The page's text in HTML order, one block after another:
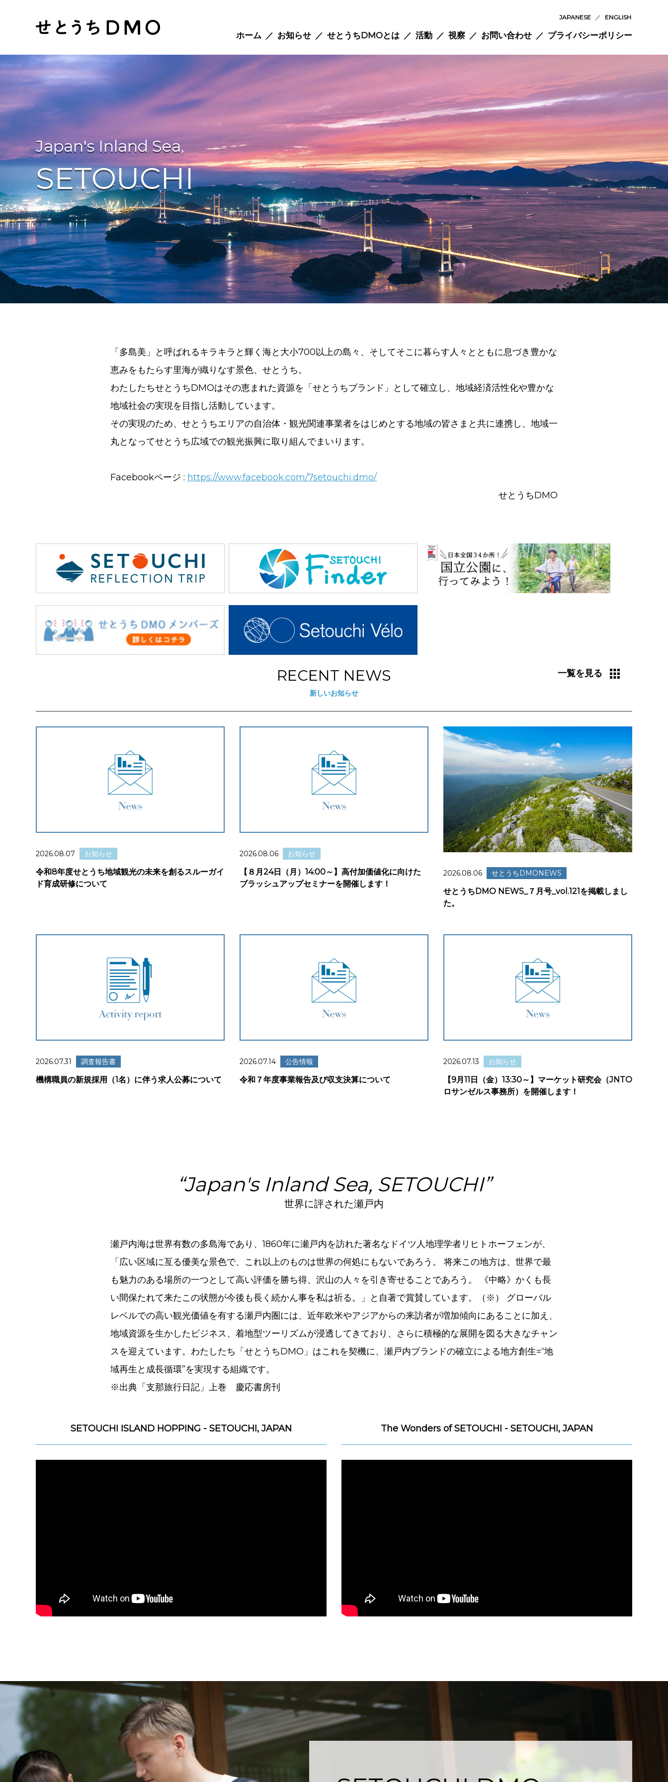
JAPANESE ／ ENGLISH
ホーム お知らせ せとうちDMOとは 活動 視察 お問い合わせ プライバシーポリシー
Japan's Inland Sea,
SETOUCHI
「多島美」と呼ばれるキラキラと輝く海と大小700以上の島々、そしてそこに暮らす人々とともに息づき豊かな
恵みをもたらす里海が織りなす景色、せとうち。
わたしたちせとうちDMOはその恵まれた資源を「せとうちブランド」として確立し、地域経済活性化や豊かな
地域社会の実現を目指し活動しています。
その実現のため、せとうちエリアの自治体・観光関連事業者をはじめとする地域の皆さまと共に連携し、地域一
丸となってせとうち広域での観光振興に取り組んでまいります。
Facebookページ : https://www.facebook.com/7setouchi.dmo/
せとうちDMO
RECENT NEWS
新しいお知らせ
一覧を見る
2026.08.07 お知らせ
令和8年度せとうち地域観光の未来を創るスルーガイ
ド育成研修について
2026.08.06 お知らせ
【８月24日（月）14:00～】高付加価値化に向けた
ブラッシュアップセミナーを開催します！
2026.08.06 せとうちDMONEWS
せとうちDMO NEWS_７月号_vol.121を掲載しまし
た。
2026.07.31 調査報告書
機構職員の新規採用（1名）に伴う求人公募について
2026.07.14 公告情報
令和７年度事業報告及び収支決算について
2026.07.13 お知らせ
【9月11日（金）13:30～】マーケット研究会（JNTO
ロサンゼルス事務所）を開催します！
“Japan's Inland Sea, SETOUCHI”
世界に評された瀬戸内
瀬戸内海は世界有数の多島海であり、1860年に瀬戸内を訪れた著名なドイツ人地理学者リヒトホーフェンが、
「広い区域に亙る優美な景色で、これ以上のものは世界の何処にもないであろう。 将来この地方は、世界で最
も魅力のある場所の一つとして高い評価を勝ち得、沢山の人々を引き寄せることであろう。 《中略》かくも長
い間保たれて来たこの状態が今後も長く続かん事を私は祈る。」と自著で賞賛しています。（※） グローバル
レベルでの高い観光価値を有する瀬戸内圏には、近年欧米やアジアからの来訪者が増加傾向にあることに加え、
地域資源を生かしたビジネス、着地型ツーリズムが浸透してきており、さらに積極的な展開を図る大きなチャン
スを迎えています。わたしたち「せとうちDMO」はこれを契機に、瀬戸内ブランドの確立による地方創生=“地
域再生と成長循環”を実現する組織です。
※出典「支那旅行日記」上巻 慶応書房刊
SETOUCHI ISLAND HOPPING - SETOUCHI, JAPAN The Wonders of SETOUCHI - SETOUCHI, JAPAN